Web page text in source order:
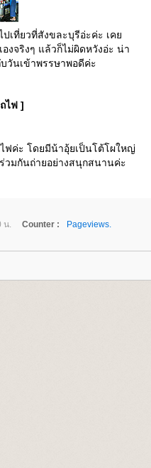
ปเที่ยวที่สังขละบุรีอ่ะค่ะ เค
งจริงๆ แล้วก็ไม่ผิดหวังอ่ะ น่า
วันเข้าพรรษาพอดีค่ะ
ไฟ ]
ฟค่ะ โดยมีน้าอุ้ยเป็นโต้โผใหญ่
วมกันถ่ายอย่างสนุกสนานค่ะ
น. Counter :
Pageviews.